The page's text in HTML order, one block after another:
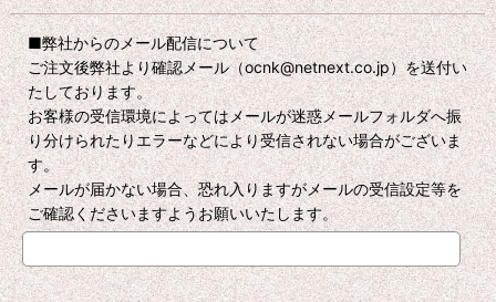
■弊社からのメール配信について
ご注文後弊社より確認メール（ocnk@netnext.co.jp）を送付い
たしております。
お客様の受信環境によってはメールが迷惑メールフォルダへ振
り分けられたりエラーなどにより受信されない場合がございま
す。
メールが届かない場合、恐れ入りますがメールの受信設定等を
ご確認くださいますようお願いいたします。